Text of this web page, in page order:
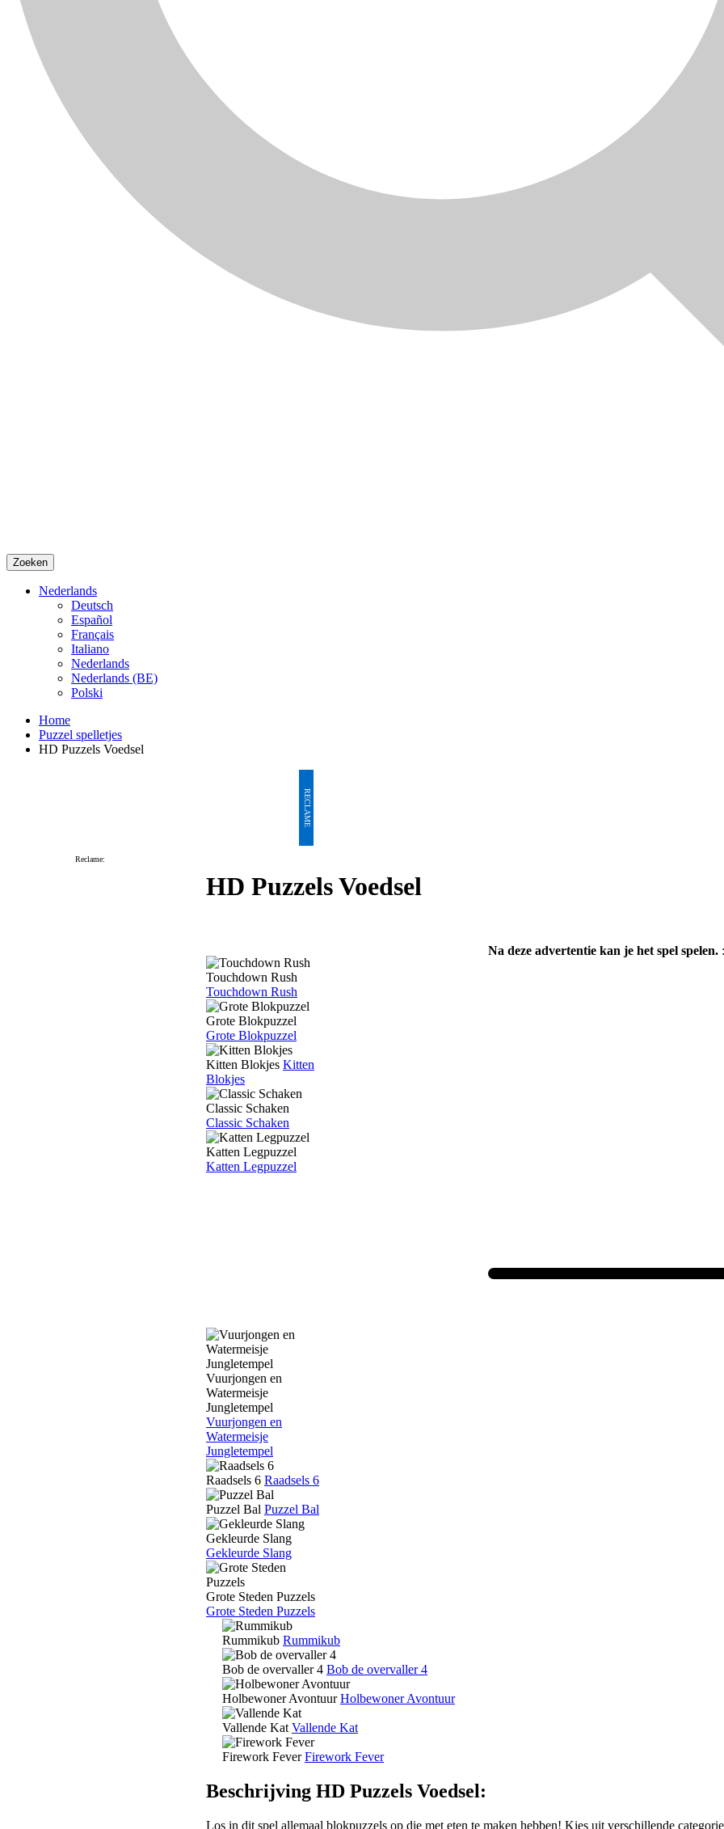
Zoeken
Nederlands
Deutsch
Español
Français
Italiano
Nederlands
Nederlands (BE)
Polski
Home
Puzzel spelletjes
HD Puzzels Voedsel
RECLAME
Reclame:
HD Puzzels Voedsel
Touchdown Rush
Touchdown Rush
Grote Blokpuzzel
Grote Blokpuzzel
Kitten Blokjes Kitten
Blokjes
Classic Schaken
Classic Schaken
Katten Legpuzzel
Katten Legpuzzel
Na deze advertentie kan je het spel spelen. :
Vuurjongen en
Watermeisje
Jungletempel
Vuurjongen en
Watermeisje
Jungletempel
Raadsels 6 Raadsels 6
Puzzel Bal Puzzel Bal
Gekleurde Slang
Gekleurde Slang
Grote Steden Puzzels
Grote Steden Puzzels
Rummikub Rummikub
Bob de overvaller 4 Bob de overvaller 4
Holbewoner Avontuur Holbewoner Avontuur
Vallende Kat Vallende Kat
Firework Fever Firework Fever
Beschrijving HD Puzzels Voedsel:
Los in dit spel allemaal blokpuzzels op die met eten te maken hebben! Kies uit verschillende